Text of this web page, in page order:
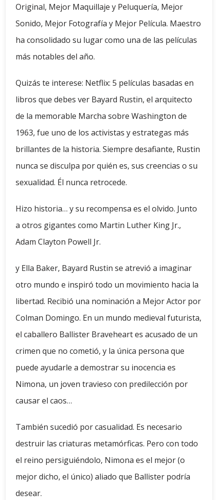
Original, Mejor Maquillaje y Peluquería, Mejor
Sonido, Mejor Fotografía y Mejor Película. Maestro
ha consolidado su lugar como una de las películas
más notables del año.
Quizás te interese: Netflix: 5 películas basadas en
libros que debes ver Bayard Rustin, el arquitecto
de la memorable Marcha sobre Washington de
1963, fue uno de los activistas y estrategas más
brillantes de la historia. Siempre desafiante, Rustin
nunca se disculpa por quién es, sus creencias o su
sexualidad. Él nunca retrocede.
Hizo historia… y su recompensa es el olvido. Junto
a otros gigantes como Martin Luther King Jr.,
Adam Clayton Powell Jr.
y Ella Baker, Bayard Rustin se atrevió a imaginar
otro mundo e inspiró todo un movimiento hacia la
libertad. Recibió una nominación a Mejor Actor por
Colman Domingo. En un mundo medieval futurista,
el caballero Ballister Braveheart es acusado de un
crimen que no cometió, y la única persona que
puede ayudarle a demostrar su inocencia es
Nimona, un joven travieso con predilección por
causar el caos…
También sucedió por casualidad. Es necesario
destruir las criaturas metamórficas. Pero con todo
el reino persiguiéndolo, Nimona es el mejor (o
mejor dicho, el único) aliado que Ballister podría
desear.